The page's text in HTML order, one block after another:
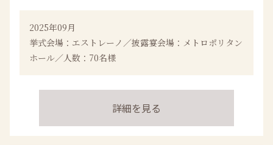
2025年09月
挙式会場：エストレーノ／披露宴会場：メトロポリタン
ホール／人数：70名様
詳細を見る